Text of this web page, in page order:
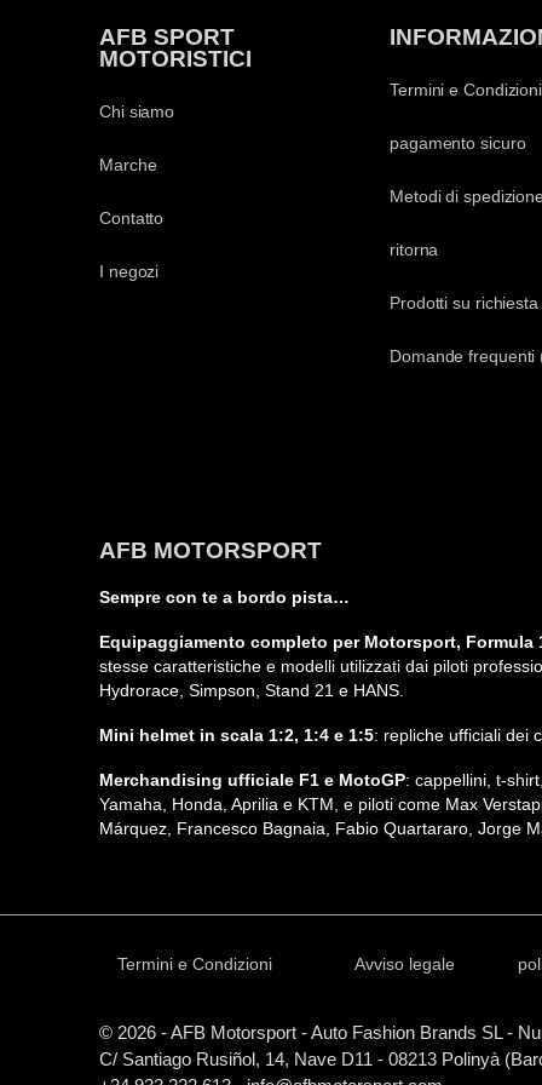
AFB SPORT
MOTORISTICI
Chi siamo
Marche
Contatto
I negozi
Termini e Condizioni
pagamento sicuro
Metodi di
ritorna
Prodotti su richiesta
Domande frequenti
AFB MOTORSPORT
Sempre con te a bordo pista…
Equipaggiamento completo per Motorsport, Formula
stesse caratteristiche e modelli utilizzati dai piloti
Hydrorace, Simpson, Stand 21 e HANS.
Mini helmet in scala 1:2, 1:4 e 1:5: repliche ufficiali dei
Merchandising ufficiale F1 e MotoGP: cappellini, t-
Yamaha, Honda, Aprilia e KTM, e piloti come Max
Márquez, Francesco Bagnaia, Fabio Quartararo, Jorge
Termini e Condizioni Avviso legale
© 2026 - AFB Motorsport - Auto Fashion Brands SL-
C/ Santiago Rusiñol, 14, Nave D11 - 08213 Polinyà